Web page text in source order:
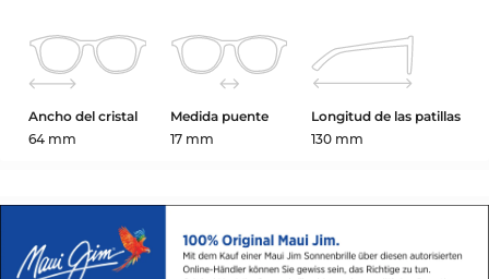
Ancho del cristal
64 mm
Medida puente
17 mm
Longitud de las patillas
130 mm